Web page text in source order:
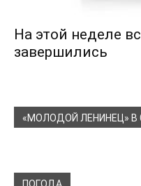
На этой неделе
завершились
«МОЛОДОЙ ЛЕНИНЕЦ» В